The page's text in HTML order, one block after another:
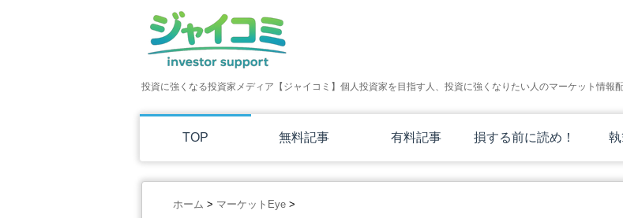
投資に強くなる投資家メディア【ジャイコミ】個人投資家を目指す人、投資に強くなりたい人のマーケット情報
TOP 無料記事 有料記事 損する前に読め！
ホーム > マーケットEye >